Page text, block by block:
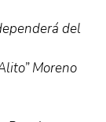
del
Moreno